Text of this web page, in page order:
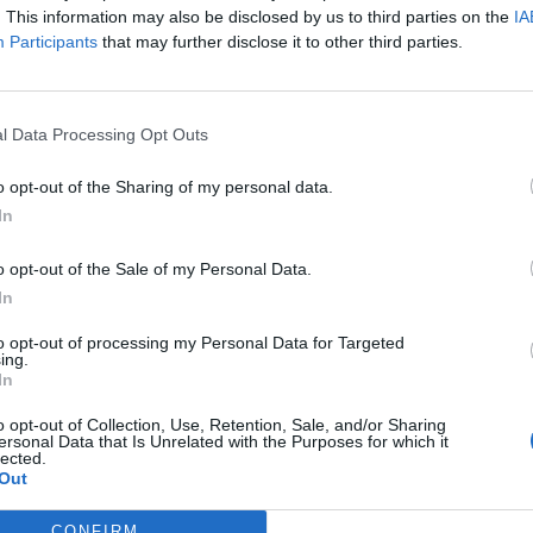
This information may also be disclosed by us to third parties on the
Participants that may further disclose it to other third parties.
Data Processing Opt Outs
opt-out of the Sharing of my personal data.
opt-out of the Sale of my Personal Data.
opt-out of processing my Personal Data for Targeted
opt-out of Collection, Use, Retention, Sale, and/or Sharing
Data that Is Unrelated with the Purposes for which it
Via Confalonieri, 5
diagosto
a cuore l'informazione del nostro territorio e